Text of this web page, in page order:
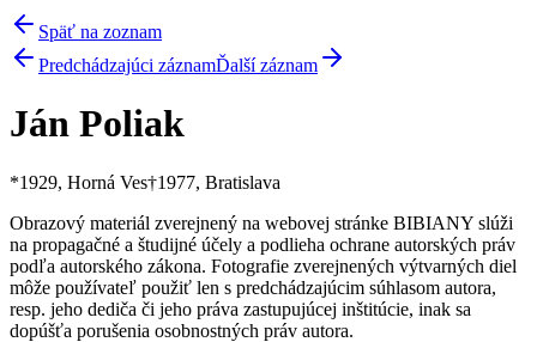
Späť na zoznam
Predchádzajúci záznamĎalší záznam
Ján Poliak
*1929, Horná Ves†1977, Bratislava
Obrazový materiál zverejnený na webovej stránke BIBIANY slúži
na propagačné a študijné účely a podlieha ochrane autorských práv
podľa autorského zákona. Fotografie zverejnených výtvarných diel
môže používateľ použiť len s predchádzajúcim súhlasom autora,
resp. jeho dediča či jeho práva zastupujúcej inštitúcie, inak sa
dopúšťa porušenia osobnostných práv autora.